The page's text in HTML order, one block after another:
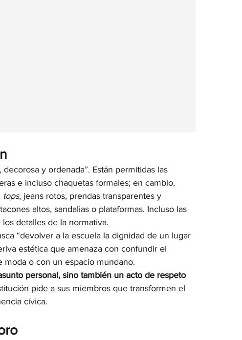
y ordenada”. Están permitidas las
e incluso chaquetas formales; en cambio,
tops, jeans rotos, prendas transparentes y
altos, sandalias o plataformas. Incluso las
detalles de la normativa.
“devolver a la escuela la dignidad de un lugar
estética que amenaza con confundir el
o con un espacio mundano.
personal, sino también un acto de respeto
pide a sus miembros que transformen el
cívica.